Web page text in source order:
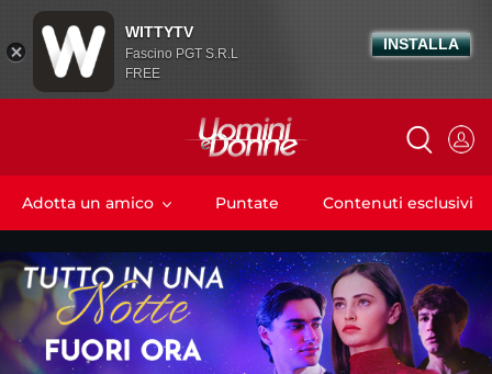
Adotta un amico Puntate Contenuti esclusivi
WITTYTV
Fascino PGT S.R.L
FREE
INSTALLA